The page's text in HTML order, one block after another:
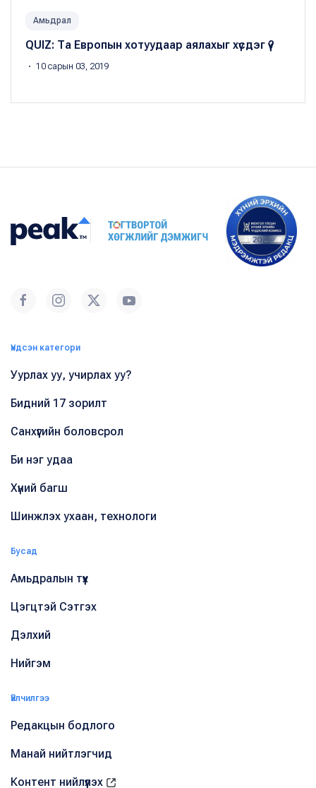
Амьдрал
QUIZ: Та Европын хотуудаар аялахыг хүсдэг үү?
・ 10 сарын 03, 2019
Үндсэн категори
Уурлах уу, учирлах уу?
Бидний 17 зорилт
Санхүүгийн боловсрол
Би нэг удаа
Хүний багш
Шинжлэх ухаан, технологи
Бусад
Амьдралын түүх
Цэгцтэй Сэтгэх
Дэлхий
Нийгэм
Үйлчилгээ
Редакцын бодлого
Манай нийтлэгчид
Контент нийлүүлэх